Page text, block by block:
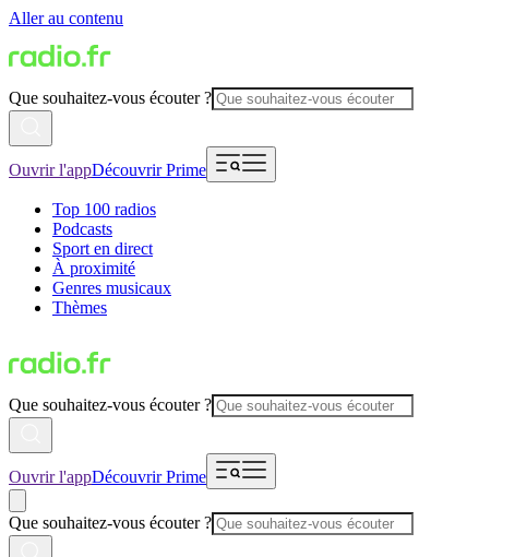
Aller au contenu
Que souhaitez-vous écouter ?
Ouvrir l'appDécouvrir Prime
Top 100 radios
Podcasts
Sport en direct
À proximité
Genres musicaux
Thèmes
Que souhaitez-vous écouter ?
Ouvrir l'appDécouvrir Prime
Que souhaitez-vous écouter ?